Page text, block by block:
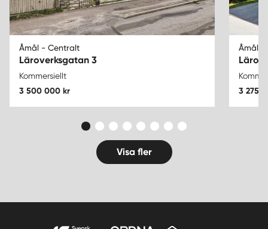
Åmål - Centralt
Läroverksgatan 3
Kommersiellt
3 500 000 kr
Åmål -
3 275
Visa fler